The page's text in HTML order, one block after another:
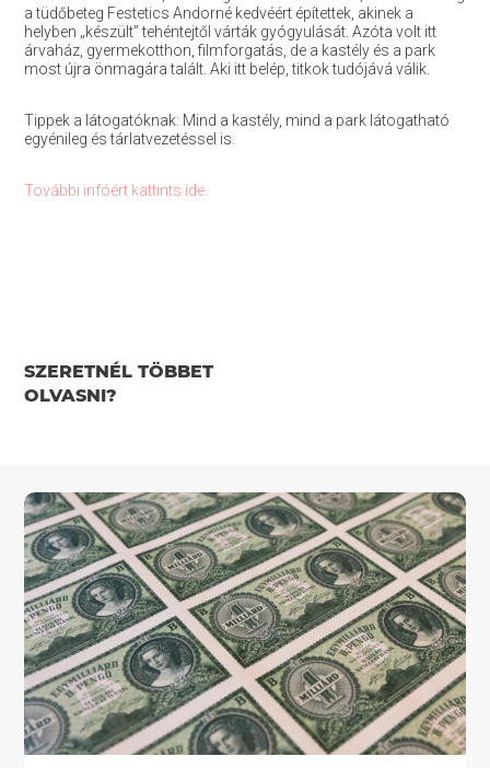
a tüdőbeteg Festetics Andorné kedvéért építettek, akinek a
helyben „készült” tehéntejtől várták gyógyulását. Azóta volt itt
árvaház, gyermekotthon, filmforgatás, de a kastély és a park
most újra önmagára talált. Aki itt belép, titkok tudójává válik.
Tippek a látogatóknak: Mind a kastély, mind a park látogatható
egyénileg és tárlatvezetéssel is.
További infóért kattints ide.
SZERETNÉL TÖBBET
OLVASNI?